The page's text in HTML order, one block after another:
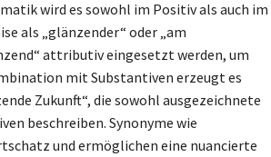
wird es sowohl im Positiv als auch im
als „glänzender“ oder „am
attributiv eingesetzt werden, um
mit Substantiven erzeugt es
Zukunft“, die sowohl ausgezeichnete
beschreiben. Synonyme wie
und ermöglichen eine nuancierte